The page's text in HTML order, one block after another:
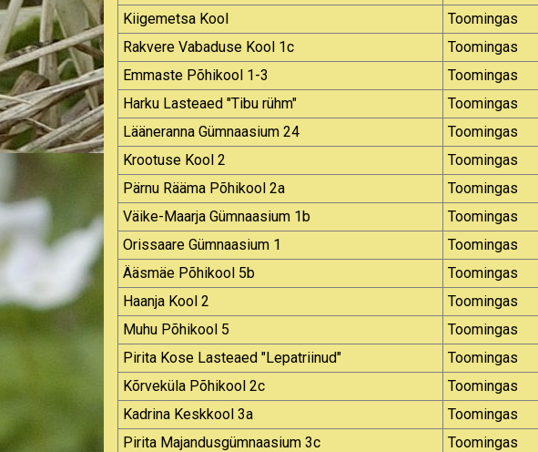
Kiigemetsa Kool
Toomingas
Rakvere Vabaduse Kool 1c
Toomingas
Emmaste Põhikool 1-3
Toomingas
Harku Lasteaed "Tibu rühm"
Toomingas
Lääneranna Gümnaasium 24
Toomingas
Krootuse Kool 2
Toomingas
Pärnu Rääma Põhikool 2a
Toomingas
Väike-Maarja Gümnaasium 1b
Toomingas
Orissaare Gümnaasium 1
Toomingas
Ääsmäe Põhikool 5b
Toomingas
Haanja Kool 2
Toomingas
Muhu Põhikool 5
Toomingas
Pirita Kose Lasteaed "Lepatriinud"
Toomingas
Kõrveküla Põhikool 2c
Toomingas
Kadrina Keskkool 3a
Toomingas
Pirita Majandusgümnaasium 3c
Toomingas